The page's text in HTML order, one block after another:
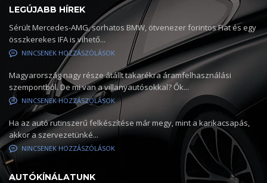
LEGÚJABB HÍREK
Sérült Mercedes-AMG, sorhatos BMW, ötvenezer forintos Fiat és egy
összkerekes IFA is vihető...
NINCSENEK HOZZÁSZÓLÁSOK
Magyarország nagy része átállt takarékra áramfelhasználási
szempontból. De mi van a villanyautósokkal? Ők...
NINCSENEK HOZZÁSZÓLÁSOK
Ha az autó rutinszerű felkészítése már megy, mint a karikacsapás,
akkor a szervezetünké...
NINCSENEK HOZZÁSZÓLÁSOK
AUTÓKÍNÁLATUNK